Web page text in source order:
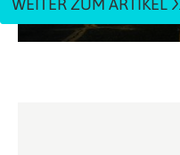
WEITER ZUM ARTIKEL